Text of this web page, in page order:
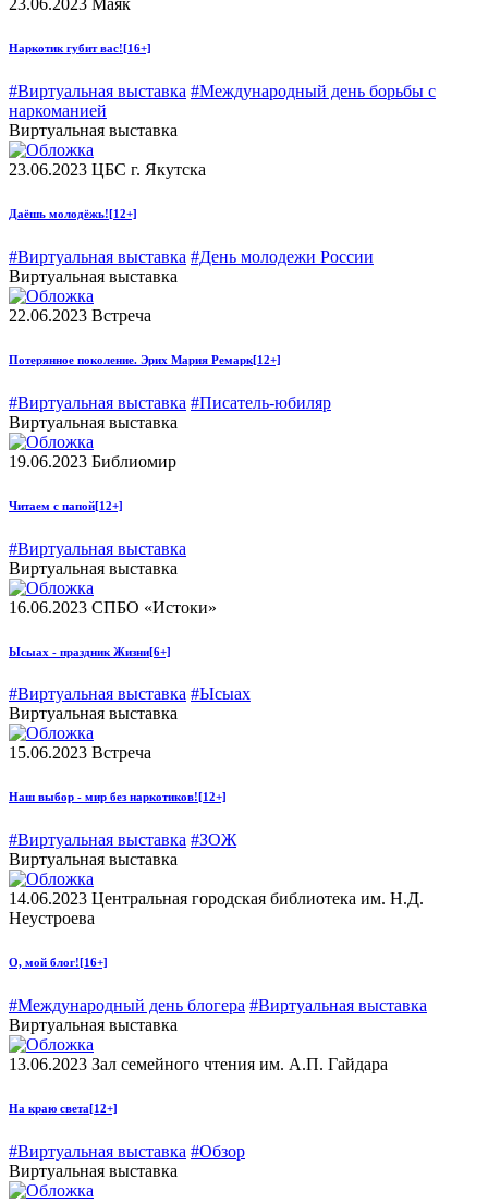
Наркотик губит вас![16+]
#Виртуальная выставка #Международный день борьбы с
наркоманией
Виртуальная выставка
23.06.2023 ЦБС г. Якутска
Даёшь молодёжь![12+]
#Виртуальная выставка #День молодежи России
Виртуальная выставка
22.06.2023 Встреча
Потерянное поколение. Эрих Мария Ремарк[12+]
#Виртуальная выставка #Писатель-юбиляр
Виртуальная выставка
19.06.2023 Библиомир
Читаем с папой[12+]
#Виртуальная выставка
Виртуальная выставка
16.06.2023 СПБО «Истоки»
Ысыах - праздник Жизни[6+]
#Виртуальная выставка #Ысыах
Виртуальная выставка
15.06.2023 Встреча
Наш выбор - мир без наркотиков! [12+]
#Виртуальная выставка #ЗОЖ
Виртуальная выставка
14.06.2023 Центральная городская библиотека им. Н.Д.
Неустроева
О, мой блог! [16+]
#Международный день блогера #Виртуальная выставка
Виртуальная выставка
13.06.2023 Зал семейного чтения им. А.П. Гайдара
На краю света [12+]
#Виртуальная выставка #Обзор
Виртуальная выставка